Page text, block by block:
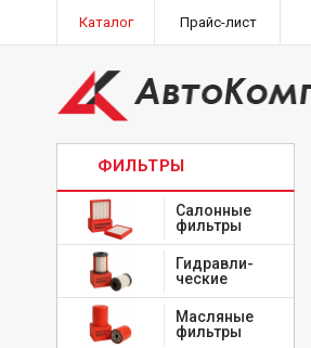
Каталог Прайс-лист
ФИЛЬТРЫ
Салонные
фильтры
Гидравли-
ческие
Масляные
фильтры